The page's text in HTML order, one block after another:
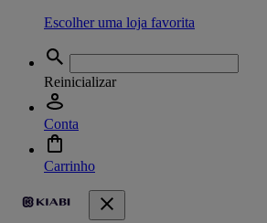
Escolher uma loja favorita
Reinicializar
Conta
Carrinho